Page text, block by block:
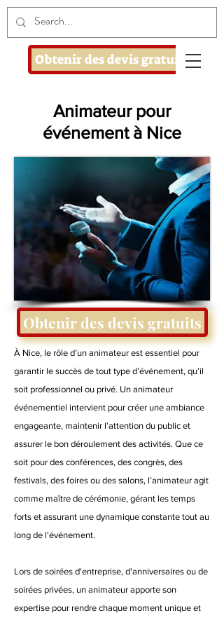
Obtenir des devis gratuits
Animateur pour
événement à Nice
Obtenir des devis gratuits
À Nice, le rôle d’un animateur est essentiel pour
garantir le succès de tout type d’événement, qu’il
soit professionnel ou privé. Un animateur
événementiel intervient pour créer une ambiance
engageante, maintenir l’attention du public et
assurer le bon déroulement des activités. Que ce
soit pour des conférences, des congrès, des
festivals, des foires ou des salons, l’animateur agit
comme maître de cérémonie, gérant les temps
forts et assurant une dynamique constante tout au
long de l'événement.
Lors de soirées d'entreprise, d'anniversaires ou de
soirées privées, un animateur apporte son
expertise pour rendre chaque moment unique et